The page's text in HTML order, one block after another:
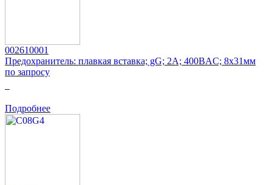
002610001
Предохранитель: плавкая вставка; gG; 2А; 400ВAC; 8x31мм
по запросу
Подробнее